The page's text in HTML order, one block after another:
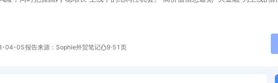
04-05报告来源：Sophie外贸笔记 9·51页